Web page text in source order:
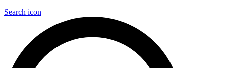
Search icon